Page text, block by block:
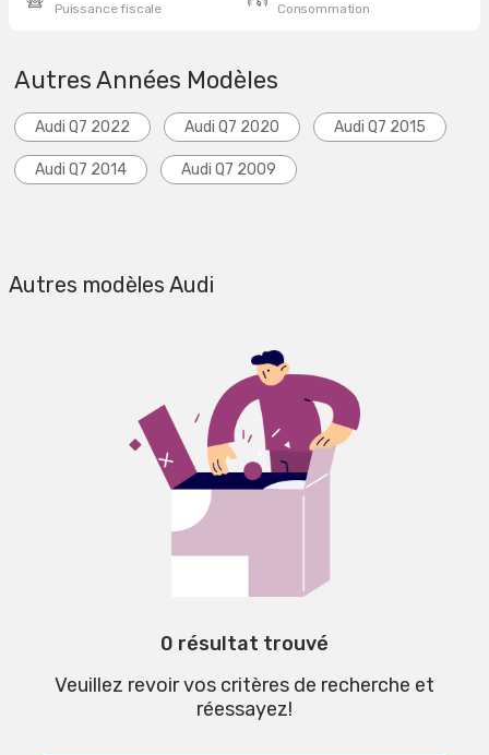
Puissance fiscale Consommation
Autres Années Modèles
Audi Q7 2022 Audi Q7 2020 Audi Q7 2015
Audi Q7 2014 Audi Q7 2009
Autres modèles Audi
0 résultat trouvé
Veuillez revoir vos critères de recherche et
réessayez!